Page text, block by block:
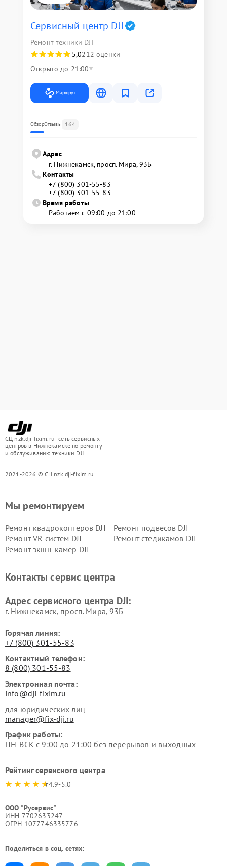
Сервисный центр DJI
Ремонт техники DJI
5,0212 оценки
Открыто до 21:00
Маршрут
ОбзорОтзывы 164
Адрес
г. Нижнекамск, просп. Мира, 93Б
Контакты
+7 (800) 301-55-83
+7 (800) 301-55-83
Время работы
Работаем с 09:00 до 21:00
СЦ nzk.dji-fixim.ru - сеть сервисных
центров в Нижнекамске по ремонту
и обслуживанию техники DJI
2021-2026 © СЦ nzk.dji-fixim.ru
Мы ремонтируем
Ремонт квадрокоптеров DJI
Ремонт подвесов DJI
Ремонт VR систем DJI
Ремонт стедикамов DJI
Ремонт экшн-камер DJI
Контакты сервис центра
Адрес сервисного центра DJI:
г. Нижнекамск, просп. Мира, 93Б
Горячая линия:
+7 (800) 301-55-83
Контактный телефон:
8 (800) 301-55-83
Электронная почта:
info@dji-fixim.ru
для юридических лиц
manager@fix-dji.ru
График работы:
ПН-ВСК с 9:00 до 21:00 без перерывов и выходных
Рейтинг сервисного центра
4.9-5.0
ООО "Русервис"
ИНН 7702633247
ОГРН 1077746335776
Поделиться в соц. сетях: